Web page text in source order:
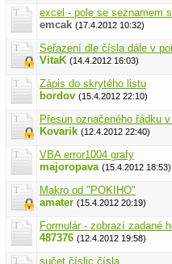
excel - pole se seznamem
emcak (17.4.2012 10:32)
Seřazení dle čísla dále v
VitaK (14.4.2012 16:03)
Zápis do skrytého listu
bordov (15.4.2012 22:10)
Přesun označeného řádku
Kovarik (12.4.2012 22:40)
VBA error1004 grafy
majoropava (15.4.2012 18:53)
Makro od "POKIHO"
amater (15.4.2012 20:19)
Formulár - zobrazí zadané
487376 (12.4.2012 19:58)
sučet číslic čísla